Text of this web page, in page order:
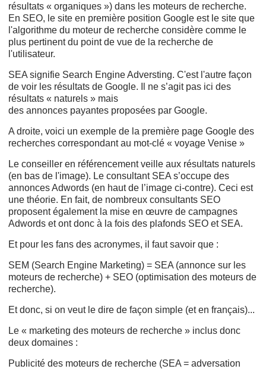
résultats « organiques ») dans les moteurs de recherche.
En SEO, le site en première position Google est le site que
l'algorithme du moteur de recherche considère comme le
plus pertinent du point de vue de la recherche de
l'utilisateur.
SEA signifie Search Engine Adversting. C'est l'autre façon
de voir les résultats de Google. Il ne s’agit pas ici des
résultats « naturels » mais
des annonces payantes proposées par Google.
A droite, voici un exemple de la première page Google des
recherches correspondant au mot-clé « voyage Venise »
Le conseiller en référencement veille aux résultats naturels
(en bas de l'image). Le consultant SEA s’occupe des
annonces Adwords (en haut de l’image ci-contre). Ceci est
une théorie. En fait, de nombreux consultants SEO
proposent également la mise en œuvre de campagnes
Adwords et ont donc à la fois des plafonds SEO et SEA.
Et pour les fans des acronymes, il faut savoir que :
SEM (Search Engine Marketing) = SEA (annonce sur les
moteurs de recherche) + SEO (optimisation des moteurs de
recherche).
Et donc, si on veut le dire de façon simple (et en français)...
Le « marketing des moteurs de recherche » inclus donc
deux domaines :
Publicité des moteurs de recherche (SEA = adversation